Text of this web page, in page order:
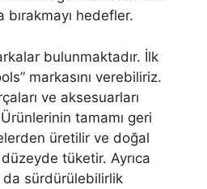
hedefler.
bulunmaktadır. İlk
markasını verebiliriz.
ve aksesuarları
tamamı geri
üretilir ve doğal
tüketir. Ayrıca
da sürdürülebilirlik